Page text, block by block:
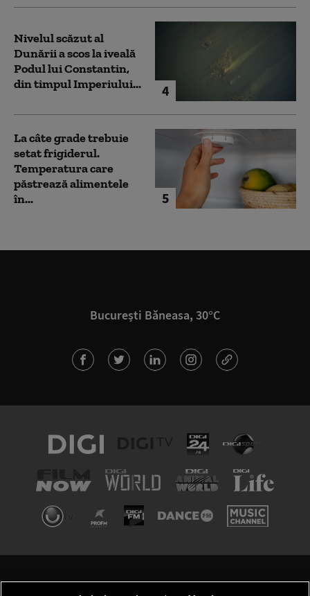
4
Nivelul scăzut al
Dunării a scos la iveală
Podul lui Constantin,
din timpul Imperiului...
5
La câte grade trebuie
setat frigiderul.
Temperatura care
păstrează alimentele
în...
București Băneasa, 30°C